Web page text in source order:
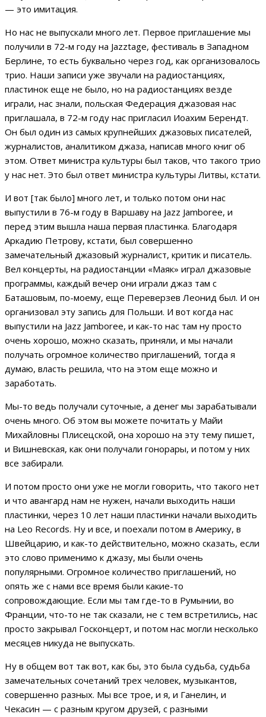
— это имитация.
Но нас не выпускали много лет. Первое приглашение мы
получили в 72-м году на Jazztage, фестиваль в Западном
Берлине, то есть буквально через год, как организовалось
трио. Наши записи уже звучали на радиостанциях,
пластинок еще не было, но на радиостанциях везде
играли, нас знали, польская Федерация джазовая нас
приглашала, в 72-м году нас пригласил Иоахим Берендт.
Он был один из самых крупнейших джазовых писателей,
журналистов, аналитиком джаза, написав много книг об
этом. Ответ министра культуры был таков, что такого трио
у нас нет. Это был ответ министра культуры Литвы, кстати.
И вот [так было] много лет, и только потом они нас
выпустили в 76-м году в Варшаву на Jazz Jamboree, и
перед этим вышла наша первая пластинка. Благодаря
Аркадию Петрову, кстати, был совершенно
замечательный джазовый журналист, критик и писатель.
Вел концерты, на радиостанции «Маяк» играл джазовые
программы, каждый вечер они играли джаз там с
Баташовым, по-моему, еще Переверзев Леонид был. И он
организовал эту запись для Польши. И вот когда нас
выпустили на Jazz Jamboree, и как-то нас там ну просто
очень хорошо, можно сказать, приняли, и мы начали
получать огромное количество приглашений, тогда я
думаю, власть решила, что на этом еще можно и
заработать.
Мы-то ведь получали суточные, а денег мы зарабатывали
очень много. Об этом вы можете почитать у Майи
Михайловны Плисецской, она хорошо на эту тему пишет,
и Вишневская, как они получали гонорары, и потом у них
все забирали.
И потом просто они уже не могли говорить, что такого нет
и что авангард нам не нужен, начали выходить наши
пластинки, через 10 лет наши пластинки начали выходить
на Leo Records. Ну и все, и поехали потом в Америку, в
Швейцарию, и как-то действительно, можно сказать, если
это слово применимо к джазу, мы были очень
популярными. Огромное количество приглашений, но
опять же с нами все время были какие-то
сопровождающие. Если мы там где-то в Румынии, во
Франции, что-то не так сказали, не с тем встретились, нас
просто закрывал Госконцерт, и потом нас могли несколько
месяцев никуда не выпускать.
Ну в общем вот так вот, как бы, это была судьба, судьба
замечательных сочетаний трех человек, музыкантов,
совершенно разных. Мы все трое, и я, и Ганелин, и
Чекасин — с разным кругом друзей, с разными